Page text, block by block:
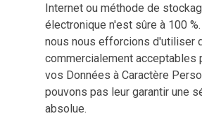
Internet ou méthode de
électronique n'est sûre à 100
nous nous efforcions d'utiliser
commercialement acceptables
vos Données à Caractère
pouvons pas leur garantir une
absolue.